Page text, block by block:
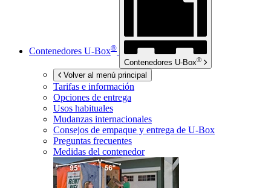
Contenedores U-Box®
Contenedores U-Box®
Volver al menú principal
Tarifas e información
Opciones de entrega
Usos habituales
Mudanzas internacionales
Consejos de empaque y entrega de U-Box
Preguntas frecuentes
Medidas del contenedor